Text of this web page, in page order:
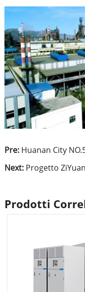
Pre: Huanan City
Next: Progetto
Prodotti